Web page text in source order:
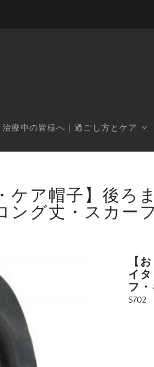
治療中の皆様へ｜過ごし方とケア
ケア帽子】後ろ
グ丈・スカー
【
イ
フ
S702